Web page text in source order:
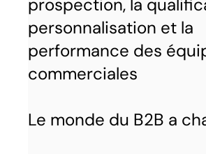
prospection, la
personnalisation et la
performance des
commerciales
Le monde du B2B a